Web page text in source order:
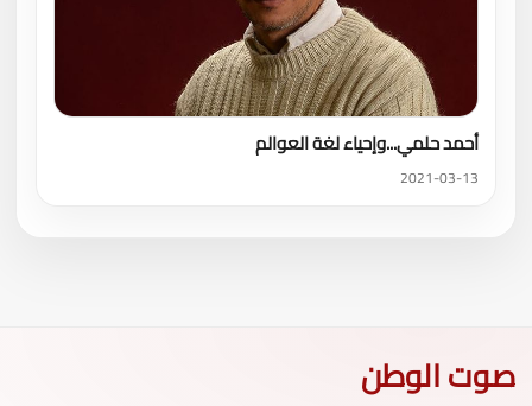
أحمد حلمي...وإحياء لغة العوالم
2021-03-13
صوت الوطن